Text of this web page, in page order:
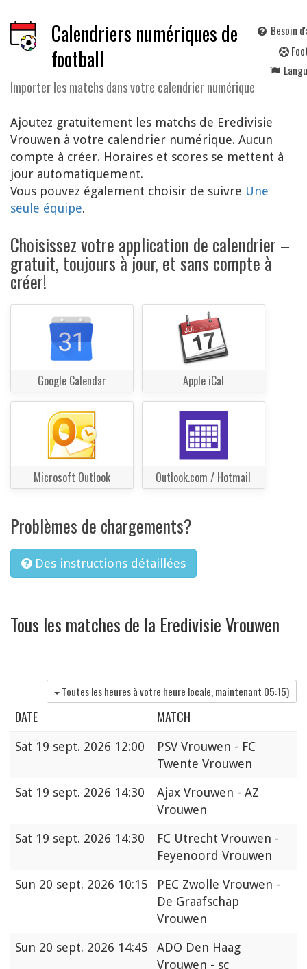
Calendriers numériques de
football
Importer les matchs dans votre calendrier numérique
Besoin
F
Ajoutez gratuitement les matchs de Eredivisie
Vrouwen à votre calendrier numérique. Aucun
compte à créer. Horaires et scores se mettent à
jour automatiquement.
Vous pouvez également choisir de suivre Une
seule équipe.
Choisissez votre application de calendrier –
gratuit, toujours à jour, et sans compte à
créer!
Google Calendar Apple iCal
Microsoft Outlook Outlook.com / Hotmail
Problèmes de chargements?
Des instructions détaillées
Tous les matches de la Eredivisie Vrouwen
Toutes les heures à votre heure locale, maintenant 05:15)
DATE MATCH
Sat 19 sept. 2026 12:00
PSV Vrouwen - FC
Twente Vrouwen
Sat 19 sept. 2026 14:30
Ajax Vrouwen - AZ
Vrouwen
Sat 19 sept. 2026 14:30
FC Utrecht Vrouwen -
Feyenoord Vrouwen
Sun 20 sept. 2026 10:15
PEC Zwolle Vrouwen -
De Graafschap
Vrouwen
Sun 20 sept. 2026 14:45
ADO Den Haag
Vrouwen - sc